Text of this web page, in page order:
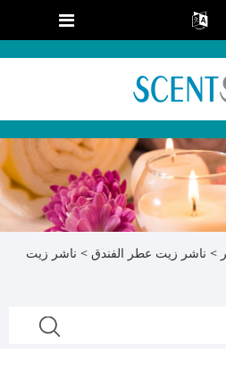
> ناشر زيت عطر الفندق > ناشر زيت